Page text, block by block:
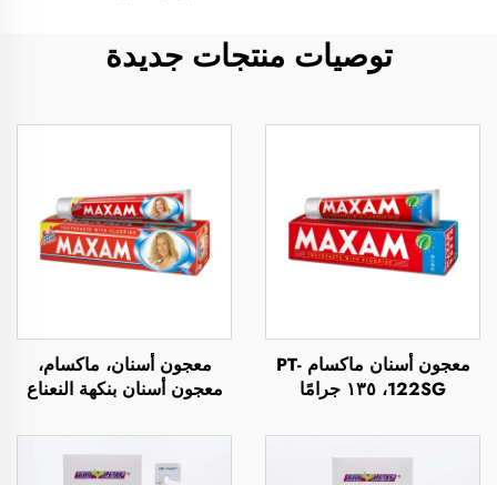
توصيات منتجات جديدة
معجون أسنان ماكسام PT-
122SG، ١٣٥ جرامًا
معجون أسنان، ماكسام،
معجون أسنان بنكهة النعناع